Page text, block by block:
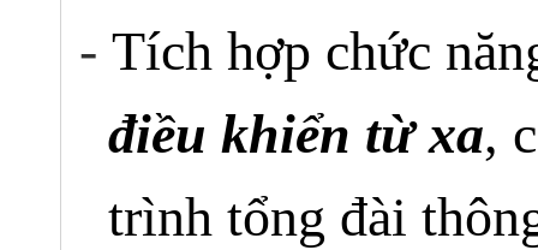
- Tích hợp chức
điều khiển từ xa,
trình tổng đài